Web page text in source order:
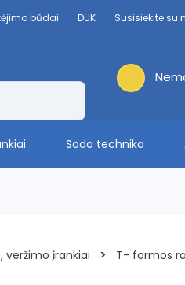
būdai DUK Susisiekite su
Sodo technika
veržimo įrankiai > T- formos